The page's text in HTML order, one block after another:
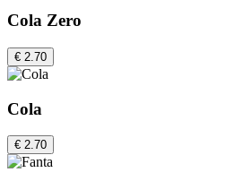
Cola Zero
€ 2.70
Cola
€ 2.70